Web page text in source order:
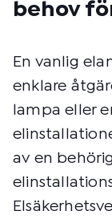
behov
En vanlig
enklare
lampa eller
av en